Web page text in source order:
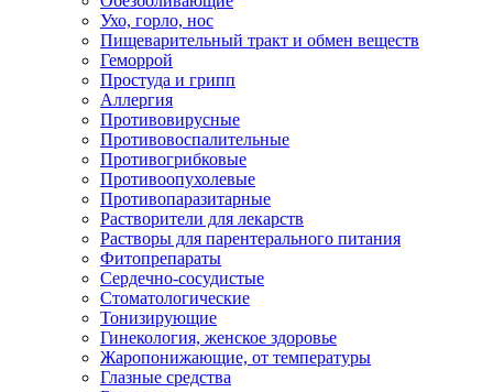
Ухо, горло, нос
Пищеварительный тракт и обмен веществ
Геморрой
Простуда и грипп
Аллергия
Противовирусные
Противовоспалительные
Противогрибковые
Противоопухолевые
Противопаразитарные
Растворители для лекарств
Растворы для парентерального питания
Фитопрепараты
Сердечно-сосудистые
Стоматологические
Тонизирующие
Гинекология, женское здоровье
Жаропонижающие, от температуры
Глазные средства